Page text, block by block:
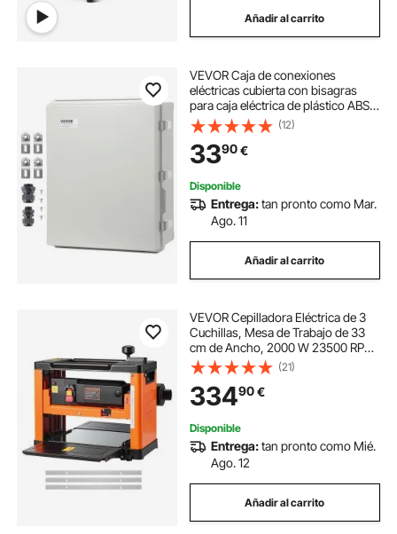
Añadir al carrito
VEVOR Caja de conexiones
eléctricas cubierta con bisagras
para caja eléctrica de plástico ABS
350x250x150 mm, pestillo de
acero inoxidable, impermeable IP67
a prueba de polvo para proyectos
eléctricos
(12)
3390€
Disponible
Entrega:tan pronto como Mar.
Ago. 11
Añadir al carrito
VEVOR Cepilladora Eléctrica de 3
Cuchillas, Mesa de Trabajo de 33
cm de Ancho, 2000 W 23500 RPM
Moto Potente, Rodillo Doble,
Protección Contra Sobrecargas,
Sola Velocidad, para Madera
Dura/Blanda
(21)
33490€
Disponible
Entrega:tan pronto como Mié.
Ago. 12
Añadir al carrito